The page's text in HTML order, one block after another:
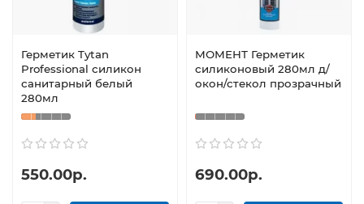
Герметик Tytan
Professional силикон
санитарный белый
280мл
550.00р.
МОМЕНТ Герметик
силиконовый 280мл д/
окон/стекол прозрачный
690.00р.